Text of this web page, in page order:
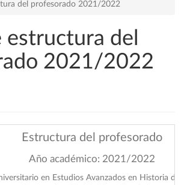
del profesorado 2021/2022
estructura del
2021/2022
Estructura del profesorado
Año académico: 2021/2022
en Estudios Avanzados en Historia